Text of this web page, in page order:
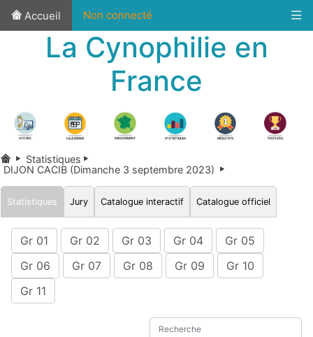
Accueil Non connecté
La Cynophilie en
France
Statistiques
DIJON CACIB (Dimanche 3 septembre 2023)
Statistiques Jury Catalogue interactif Catalogue officiel
Gr 01 Gr 02 Gr 03 Gr 04
Gr 05
Gr 06
Gr 07 Gr 08 Gr 09
Gr 10
Gr 11